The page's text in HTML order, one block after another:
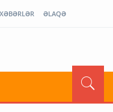
XƏBƏRLƏR ƏLAQƏ